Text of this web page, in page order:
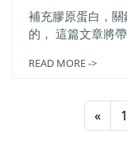
補充膠原蛋白，關
的， 這篇文章將
READ MORE ->
« 1